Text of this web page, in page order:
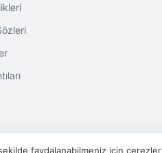
faydalanabilmeniz için çerezler